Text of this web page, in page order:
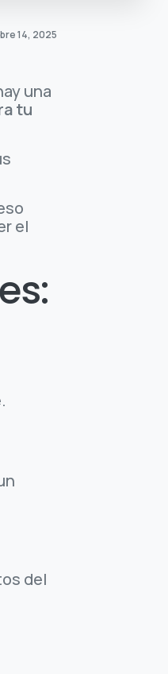
14, 2025
una
tu
el
del